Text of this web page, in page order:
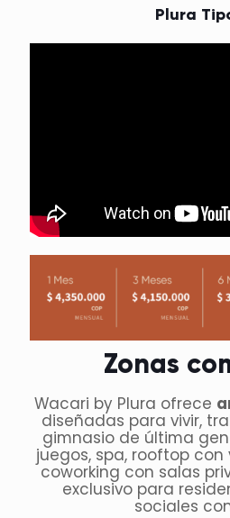
Plura
Zonas
Wacari by Plura ofrece
diseñadas para vivir,
gimnasio de última
juegos, spa, rooftop
coworking con salas
exclusivo para
sociales